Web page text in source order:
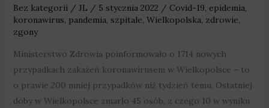
Bez kategorii/ JL / 5 stycznia 2022 / Covid-19, epidemia,
koronawirus, pandemia, szpitale, Wielkopolska, zdrowie,
zgony
Ministerstwo Zdrowia poinformowało o 1714 nowych
przypadkach zakażeń koronawirusem w Wielkopolsce – to
o prawie 200 mniej przypadków niż tydzień temu. Ostatniej
doby w Wielkopolsce zmarło 45 osób, z czego 10 w wyniku